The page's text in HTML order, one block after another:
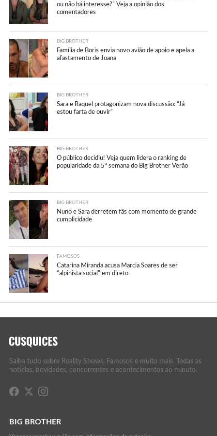
ou não há interesse?” Veja a opinião dos
comentadores
BIG BROTHER
Família de Boris envia novo avião de apoio e apela a
afastamento de Joana
BIG BROTHER
Sara e Raquel protagonizam nova discussão: “Já
estou farta de ouvir”
BIG BROTHER
O público decidiu! Veja quem lidera o ranking de
popularidade da 5ª semana do Big Brother Verão
BIG BROTHER
Nuno e Sara derretem fãs com momento de grande
cumplicidade
FAMOSOS
Catarina Miranda acusa Marcia Soares de ser
“alpinista social” em direto
Saiba tudo sobre Reality Shows, Famosos e muito mais. Todas as
notícias, novidades, concorrentes e acontecimentos ao minuto.
BIG BROTHER